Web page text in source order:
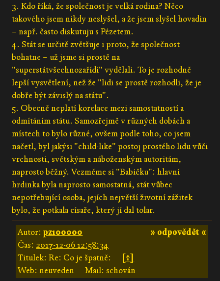
3. Kdo říká, že společnost je velká rodina? Něco
takového jsem nikdy neslyšel, a že jsem slyšel hovadin
– např. často diskutuju s Pézetem.
4. Stát se určitě zvětšuje i proto, že společnost
bohatne – už jsme si prostě na
"superstátvšechnozařídí" vydělali. To je rozhodně
lepší vysvětlení, než že "lidi se prostě rozhodli, že je
dobře být závislý na státu".
5. Obecně neplatí korelace mezi samostatností a
odmítáním státu. Samozřejmě v různých dobách a
místech to bylo různé, ovšem podle toho, co jsem
načetl, byl jakýsi "child-like" postoj prostého lidu vůči
vrchnosti, světským a náboženským autoritám,
naprosto běžný. Vezměme si "Babičku": hlavní
hrdinka byla naprosto samostatná, stát vůbec
nepotřebující osoba, jejích největší životní zážitek
bylo, že potkala císaře, který jí dal tolar.
» odpovědět «
Autor:pz100000
Čas: 2017-12-06 12:58:34
Titulek: Re: Co je špatně:
[↑]
Web: neuveden
Mail: schován